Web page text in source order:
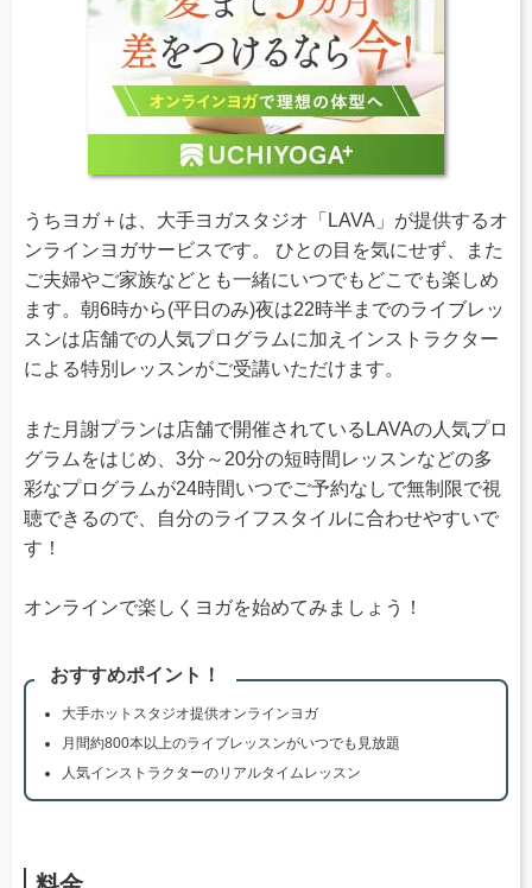
うちヨガ＋は、大手ヨガスタジオ「LAVA」が提供するオ
ンラインヨガサービスです。 ひとの目を気にせず、また
ご夫婦やご家族などとも一緒にいつでもどこでも楽しめ
ます。朝6時から(平日のみ)夜は22時半までのライブレッ
スンは店舗での人気プログラムに加えインストラクター
による特別レッスンがご受講いただけます。
また月謝プランは店舗で開催されているLAVAの人気プロ
グラムをはじめ、3分～20分の短時間レッスンなどの多
彩なプログラムが24時間いつでご予約なしで無制限で視
聴できるので、自分のライフスタイルに合わせやすいで
す！
オンラインで楽しくヨガを始めてみましょう！
おすすめポイント！
大手ホットスタジオ提供オンラインヨガ
月間約800本以上のライブレッスンがいつでも見放題
人気インストラクターのリアルタイムレッスン